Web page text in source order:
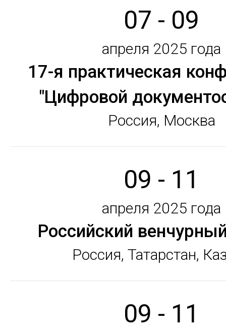
07 - 09
апреля 2025 года
17-я практическая
"Цифровой
Россия, Москва
09 - 11
апреля 2025 года
Российский
Россия, Татарстан,
09 - 11